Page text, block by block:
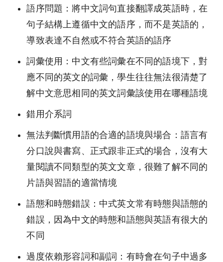
語序問題：將中文詞句直接翻譯成英語時，在
句子結構上遵循中文的語序，而不是英語的，
導致表達不自然或不符合英語的語序
詞彙使用：中文有些詞彙在不同的語境下，對
應不同的英文的詞彙，學生往往無法很清楚了
解中文意思相同的英文詞彙該使用在哪種語境
錯用介系詞
無法判斷慣用語的合適的語境與場合：語言有
分口說與書寫、正式跟非正式的場合，沒有大
量閱讀不同類型的英文文章，很難了解不同的
片語與習語的適當情境
語態和時態錯誤：中式英文常有時態與語態的
錯誤，因為中文的時態和語態與英語有很大的
不同
過度依賴形容詞和副詞：有時會在句子中過多